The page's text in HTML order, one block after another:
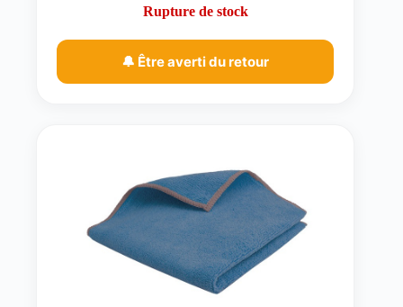
Rupture de stock
🔔 Être averti du retour